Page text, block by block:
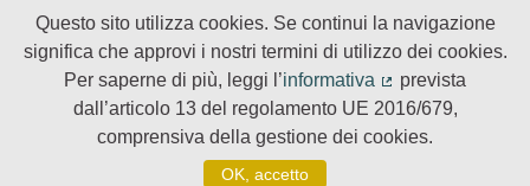
Questo sito utilizza cookies. Se continui la navigazione
significa che approvi i nostri termini di utilizzo dei cookies.
Per saperne di più, leggi l’informativa
(Collegamento
prevista
dall’articolo 13 del regolamento UE 2016/679,
comprensiva della gestione dei cookies.
OK, accetto